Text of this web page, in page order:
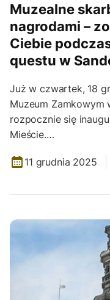
Muzealne
nagrodami –
Ciebie
questu w
Już w czwartek, 18
Muzeum Zamkowym
rozpocznie się
Mieście.…
11 grudnia 2025